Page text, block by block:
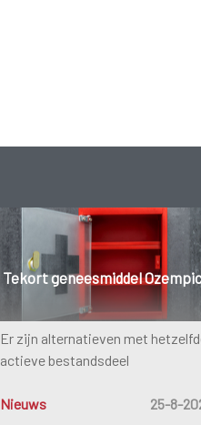
Tekort geneesmiddel Ozempic
Er zijn alternatieven met
actieve bestandsdeel
Nieuws 25-8-